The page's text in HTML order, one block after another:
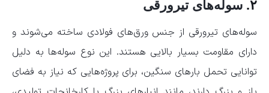
۲. سوله‌های تیرورقی
سوله‌های تیرورقی از جنس ورق‌های فولادی ساخته می‌شوند و
دارای مقاومت بسیار بالایی هستند. این نوع سوله‌ها به دلیل
توانایی تحمل بارهای سنگین، برای پروژه‌هایی که نیاز به فضای